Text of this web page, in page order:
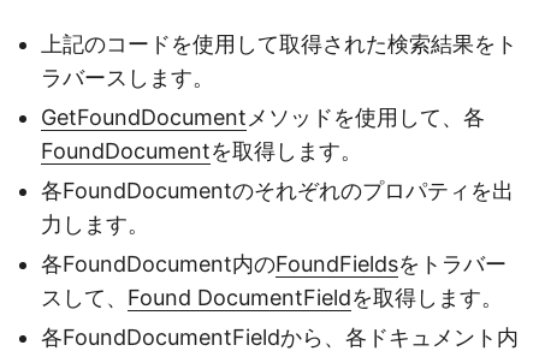
上記のコードを使用して取得された検索結果をト
ラバースします。
GetFoundDocument メソッドを使用して、各
FoundDocumentを取得します。
各FoundDocumentのそれぞれのプロパティを出
力します。
各FoundDocument内のFoundFieldsをトラバー
スして、 Found DocumentFieldを取得します。
各FoundDocumentFieldから、各ドキュメント内